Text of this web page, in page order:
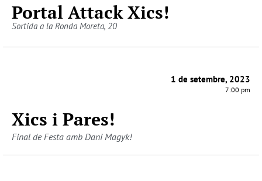
Portal Attack Xics!
Sortida a la Ronda Moreta, 20
1 de setembre, 2023
7:00 pm
Xics i Pares!
Final de Festa amb Dani Magyk!